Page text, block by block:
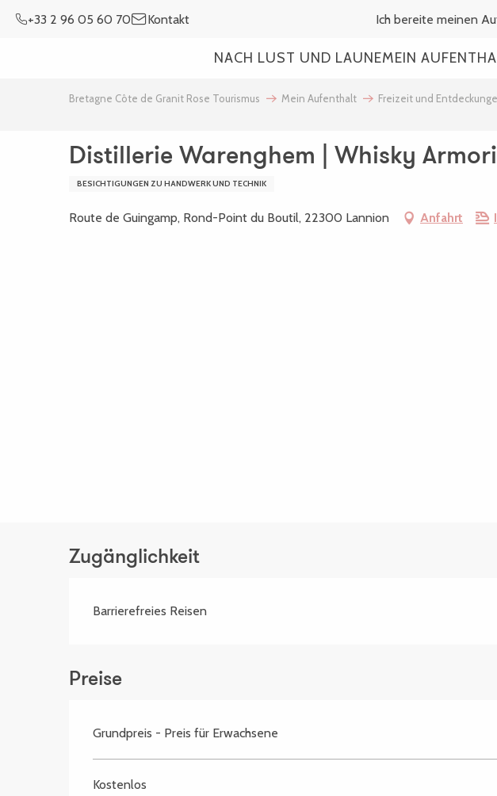
+33 2 96 05 60 70 Kontakt Ich bereite meinen
NACH LUST UND LAUNEMEIN
Bretagne Côte de Granit Rose Tourismus Mein Aufenthalt Freizeit und
Distillerie Warenghem | Whisky
BESICHTIGUNGEN ZU HANDWERK UND TECHNIK
Route de Guingamp, Rond-Point du Boutil, 22300 Lannion Anfahrt
Zugänglichkeit
Barrierefreies Reisen
Preise
Grundpreis - Preis für Erwachsene
Kostenlos